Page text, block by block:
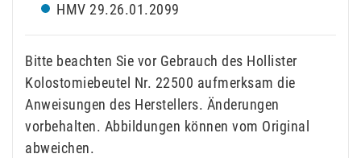
HMV 29.26.01.2099
Bitte beachten Sie vor Gebrauch des Hollister
Kolostomiebeutel Nr. 22500 aufmerksam die
Anweisungen des Herstellers. Änderungen
vorbehalten. Abbildungen können vom Original
abweichen.